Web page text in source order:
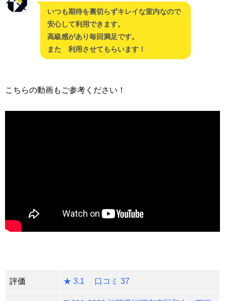
いつも期待を裏切らずキレイな室内なので
安心して利用できます。
高級感があり毎回満足です。
また 利用させてもらいます！
こちらの動画もご参考ください！
評価 ★ 3.1 口コミ 37